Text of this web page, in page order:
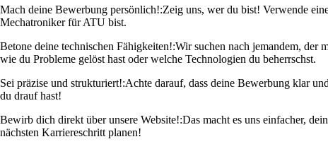
Mach deine Bewerbung persönlich!:Zeig uns, wer du bist! Verwende
Mechatroniker für ATU bist.
Betone deine technischen Fähigkeiten!:Wir suchen nach jemandem, der
wie du Probleme gelöst hast oder welche Technologien du beherrschst.
Sei präzise und strukturiert!:Achte darauf, dass deine Bewerbung klar
du drauf hast!
Bewirb dich direkt über unsere Website!:Das macht es uns einfacher,
nächsten Karriereschritt planen!